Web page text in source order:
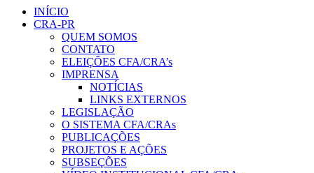
INÍCIO
CRA-PR
QUEM SOMOS
CONTATO
ELEIÇÕES CFA/CRA’s
IMPRENSA
NOTÍCIAS
LINKS EXTERNOS
LEGISLAÇÃO
O SISTEMA CFA/CRAs
PUBLICAÇÕES
PROJETOS E AÇÕES
SUBSEÇÕES